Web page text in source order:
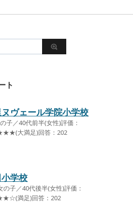
ト
ヴェール学院小学校
子／40代前半(女性)評価：
大満足)回答：202
学校
の子／40代後半(女性)評価：
満足)回答：202